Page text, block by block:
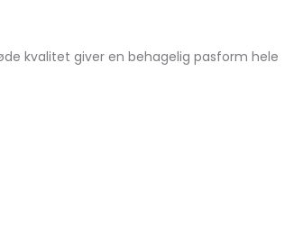
kvalitet giver en behagelig pasform hele